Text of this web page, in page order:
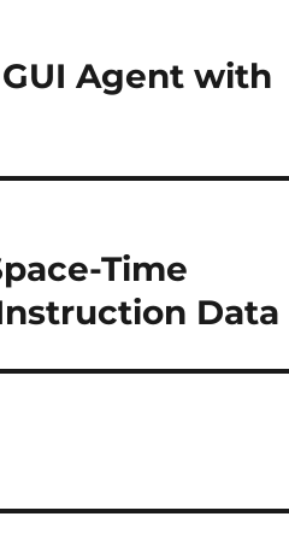
Agent with
Time
Data